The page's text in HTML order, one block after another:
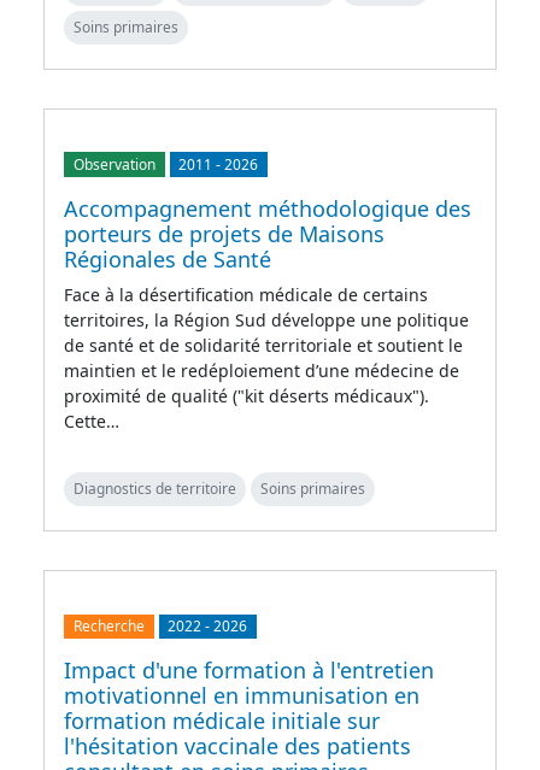
Soins primaires
Observation 2011 -2026
Accompagnement méthodologique des
porteurs de projets de Maisons
Régionales de Santé
Face à la désertification médicale de certains
territoires, la Région Sud développe une politique
de santé et de solidarité territoriale et soutient le
maintien et le redéploiement d’une médecine de
proximité de qualité ("kit déserts médicaux").
Cette…
Diagnostics de territoire Soins primaires
Recherche 2022-2026
Impact d'une formation à l'entretien
motivationnel en immunisation en
formation médicale initiale sur
l'hésitation vaccinale des patients